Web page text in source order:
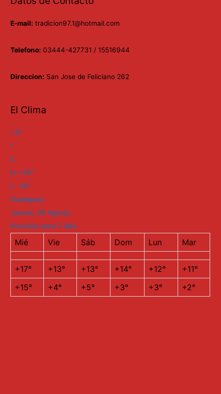
E-mail: tradicion97.1@hotmail.com
Telefono: 03444-427731 / 15516944
Direccion: San Jose de Feliciano 262
El Clima
+17
°
C
H: +16°
L: +8°
Gualeguay
Jueves, 06 Agosto
Previsión para 7 días
Mié Vie Sáb Dom Lun Mar
+17° +13° +13° +14° +12° +11°
+15° +4° +5° +3° +3° +2°